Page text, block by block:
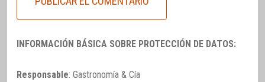
INFORMACIÓN BÁSICA SOBRE PROTECCIÓN DE DATOS:
Responsable: Gastronomía & Cía